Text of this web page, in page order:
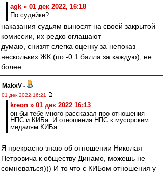
agk » 01 дек 2022, 16:18
По судейке?
наказания судьям выносят на своей закрытой
комиссии, их редко оглашают
думаю, снизят слегка оценку за непоказ
нескольких ЖК (по -0.1 балла за каждую), не
более
MakxV -
01 дек 2022 16:21
kreon » 01 дек 2022 16:13
он бы тебе много рассказал про отношения
НПС и КИБа. И отношения НПС к мусорским
медалям КИБа
Я прекрасно знаю об отношении Николая
Петровича к обществу Динамо, можешь не
сомневаться))) И то что с КИБом отношения у